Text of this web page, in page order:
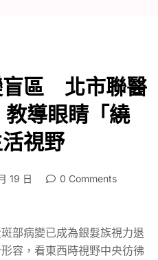
盲區 北市聯醫
導眼睛「繞
視野
19 日
0 Comments
部病變已成為銀髮族視力退
容，看東西時視野中央彷彿